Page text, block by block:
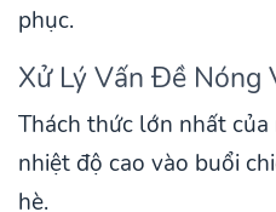
phục.
Xử Lý Vấn Đề Nóng
Thách thức lớn nhất
nhiệt độ cao vào buổi
hè.